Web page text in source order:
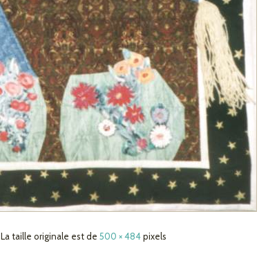
La taille originale est de 500 × 484pixels